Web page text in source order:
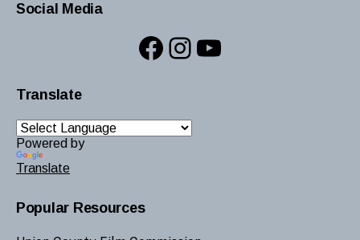
Social Media
Facebook
Instagram
YouTube
Translate
Powered by
Translate
Popular Resources